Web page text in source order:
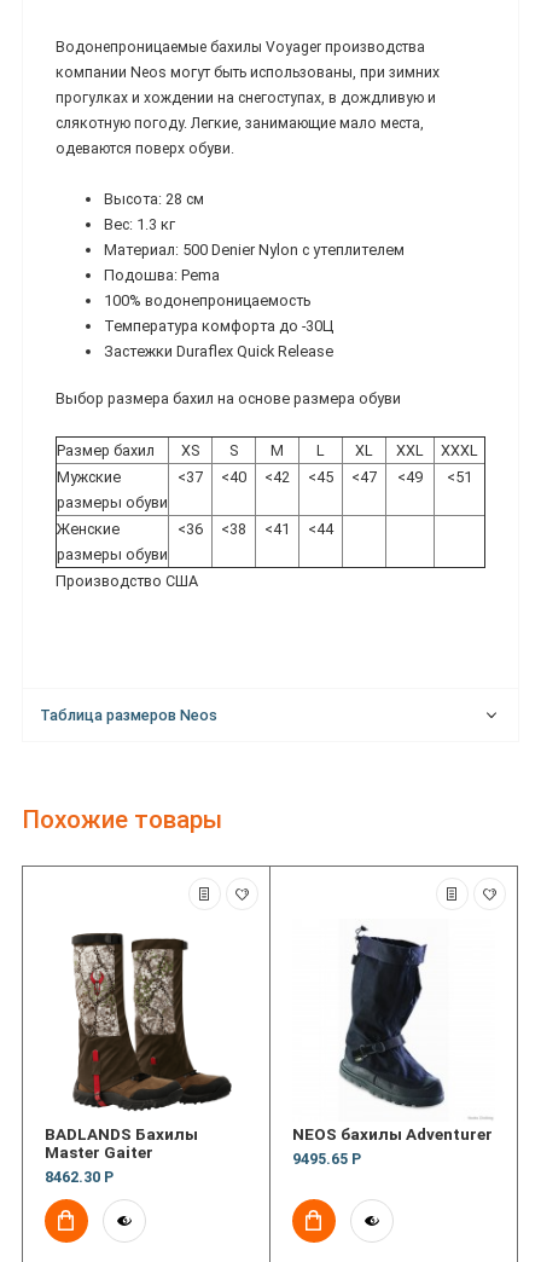
Водонепроницаемые бахилы Voyager производства
компании Neos могут быть использованы, при зимних
прогулках и хождении на снегоступах, в дождливую и
слякотную погоду. Легкие, занимающие мало места,
одеваются поверх обуви.
Высота: 28 см
Вес: 1.3 кг
Материал: 500 Denier Nylon с утеплителем
Подошва: Pema
100% водонепроницаемость
Температура комфорта до -30Ц
Застежки Duraflex Quick Release
Выбор размера бахил на основе размера обуви
Размер бахил XS S M L XL XXL
XXXL
Мужские
размеры обуви
<37 <40 <42 <45 <47 <49 <51
Женские
размеры обуви
<36 <38 <41 <44
Производство США
Таблица размеров Neos
Похожие товары
BADLANDS Бахилы
Master Gaiter
8462.30 Р
NEOS бахилы Adventurer
9495.65 Р